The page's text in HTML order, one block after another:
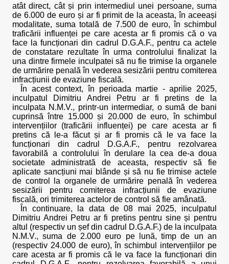
atât direct, cât și prin intermediul unei persoane, suma
de 6.000 de euro și ar fi primit de la aceasta, în aceeași
modalitate, suma totală de 7.500 de euro, în schimbul
traficării influenței pe care acesta ar fi promis că o va
face la funcționari din cadrul D.G.A.F., pentru ca actele
de constatare rezultate în urma controlului finalizat la
una dintre firmele inculpatei să nu fie trimise la organele
de urmărire penală în vederea sesizării pentru comiterea
infracțiunii de evaziune fiscală.
În acest context, în perioada martie - aprilie 2025,
inculpatul Dimitriu Andrei Petru ar fi pretins de la
inculpata N.M.V., printr-un intermediar, o sumă de bani
cuprinsă între 15.000 și 20.000 de euro, în schimbul
intervențiilor (traficării influenței) pe care acesta ar fi
pretins că le-a făcut și ar fi promis că le va face la
funcționari din cadrul D.G.A.F., pentru rezolvarea
favorabilă a controlului în derulare la cea de-a doua
societate administrată de aceasta, respectiv să fie
aplicate sancțiuni mai blânde și să nu fie trimise actele
de control la organele de urmărire penală în vederea
sesizării pentru comiterea infracțiunii de evaziune
fiscală, ori trimiterea actelor de control să fie amânată.
În continuare, la data de 08 mai 2025, inculpatul
Dimitriu Andrei Petru ar fi pretins pentru sine și pentru
altul (respectiv un șef din cadrul D.G.A.F.) de la inculpata
N.M.V., suma de 2.000 euro pe lună, timp de un an
(respectiv 24.000 de euro), în schimbul intervențiilor pe
care acesta ar fi promis că le va face la funcționari din